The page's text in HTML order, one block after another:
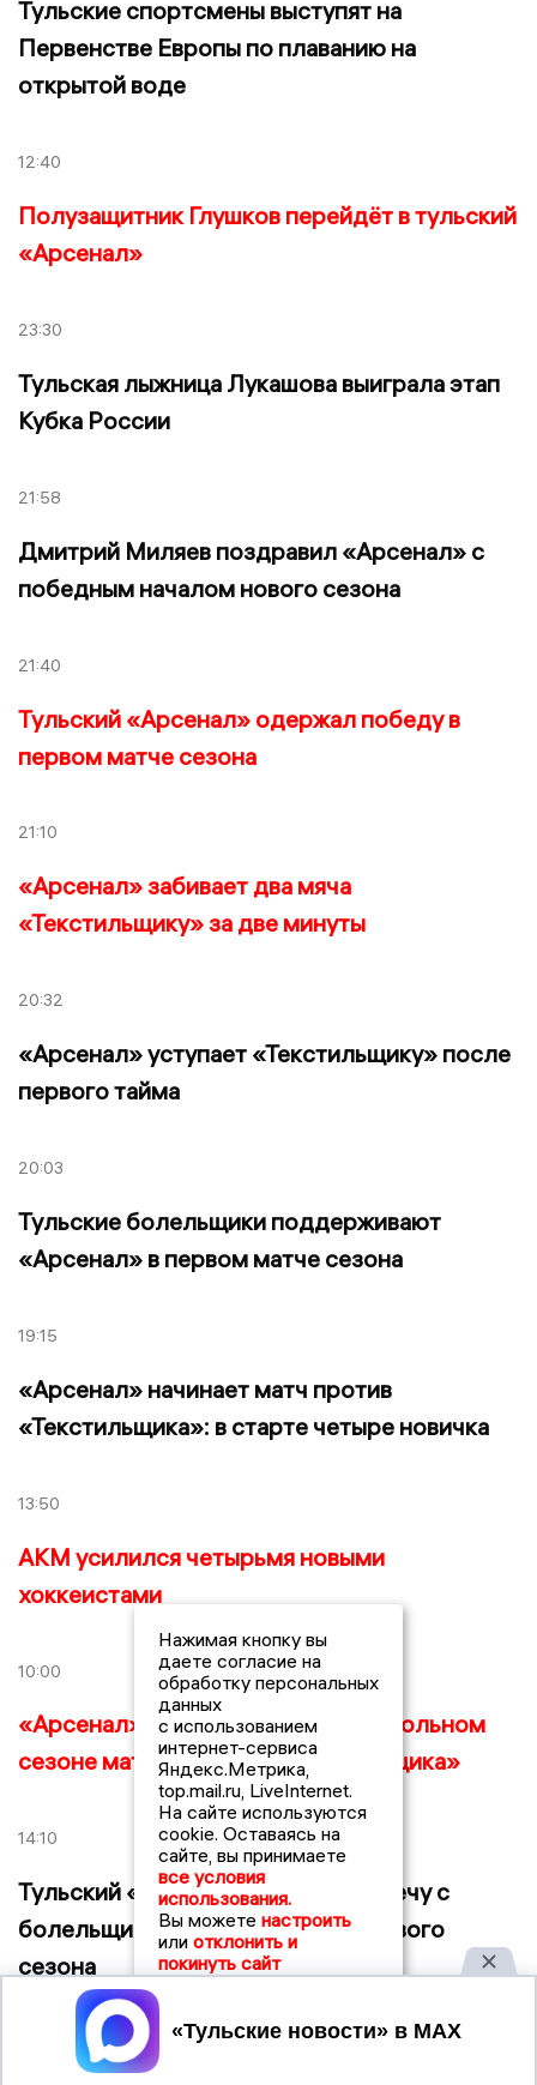
Тульские спортсмены выступят на
Первенстве Европы по плаванию на
открытой воде
12:40
Полузащитник Глушков перейдёт в тульский
«Арсенал»
23:30
Тульская лыжница Лукашова выиграла этап
Кубка России
21:58
Дмитрий Миляев поздравил «Арсенал» с
победным началом нового сезона
21:40
Тульский «Арсенал» одержал победу в
первом матче сезона
21:10
«Арсенал» забивает два мяча
«Текстильщику» за две минуты
20:32
«Арсенал» уступает «Текстильщику» после
первого тайма
20:03
Тульские болельщики поддерживают
«Арсенал» в первом матче сезона
19:15
«Арсенал» начинает матч против
«Текстильщика»: в старте четыре новичка
13:50
АКМ усилился четырьмя новыми
хоккеистами
10:00
«Арсенал» стартует в новом футбольном
сезоне матчем против «Текстильщика»
14:10
Тульский «Арсенал» провел встречу с
болельщиками перед началом нового
сезона
Нажимая кнопку вы
даете согласие на
обработку персональных
данных
с использованием
интернет-сервиса
Яндекс.Метрика,
top.mail.ru, LiveInternet.
На сайте используются
cookie. Оставаясь на
сайте, вы принимаете
все условия
использования.
Вы можете настроить
или отклонить и
покинуть сайт
Принять